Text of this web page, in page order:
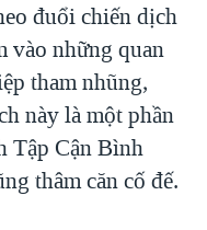
đuổi chiến dịch
vào những quan
tham nhũng,
này là một phần
Tập Cận Bình
thâm căn cố đế.